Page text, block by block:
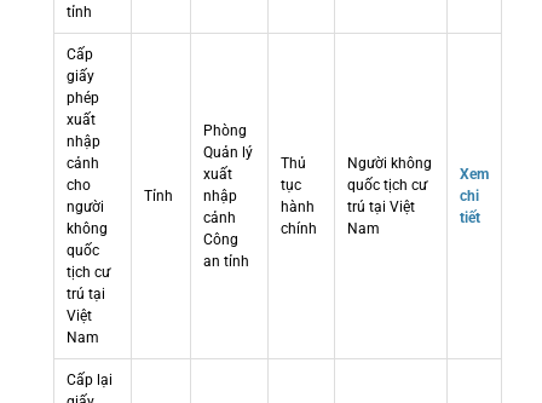
tỉnh
Cấp
giấy
phép
xuất
nhập
cảnh
cho
người
không
quốc
tịch cư
trú tại
Việt
Nam
Tỉnh
Phòng
Quản lý
xuất
nhập
cảnh
Công
an tỉnh
Thủ
tục
hành
chính
Người không
quốc tịch cư
trú tại Việt
Nam
Xem
chi
tiết
Cấp lại